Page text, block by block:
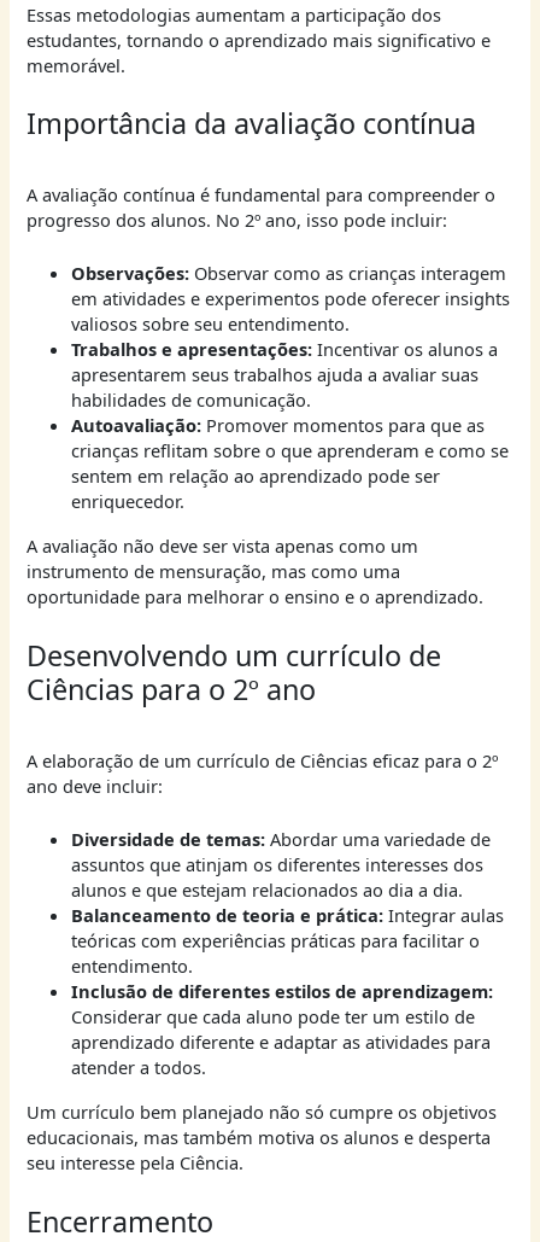
Essas metodologias aumentam a participação dos
estudantes, tornando o aprendizado mais significativo e
memorável.
Importância da avaliação contínua
A avaliação contínua é fundamental para compreender o
progresso dos alunos. No 2º ano, isso pode incluir:
Observações:Observar como as crianças interagem
em atividades e experimentos pode oferecer insights
valiosos sobre seu entendimento.
Trabalhos e apresentações:Incentivar os alunos a
apresentarem seus trabalhos ajuda a avaliar suas
habilidades de comunicação.
Autoavaliação:Promover momentos para que as
crianças reflitam sobre o que aprenderam e como se
sentem em relação ao aprendizado pode ser
enriquecedor.
A avaliação não deve ser vista apenas como um
instrumento de mensuração, mas como uma
oportunidade para melhorar o ensino e o aprendizado.
Desenvolvendo um currículo de
Ciências para o 2º ano
A elaboração de um currículo de Ciências eficaz para o 2º
ano deve incluir:
Diversidade de temas:Abordar uma variedade de
assuntos que atinjam os diferentes interesses dos
alunos e que estejam relacionados ao dia a dia.
Balanceamento de teoria e prática:Integrar aulas
teóricas com experiências práticas para facilitar o
entendimento.
Inclusão de diferentes estilos de aprendizagem:
Considerar que cada aluno pode ter um estilo de
aprendizado diferente e adaptar as atividades para
atender a todos.
Um currículo bem planejado não só cumpre os objetivos
educacionais, mas também motiva os alunos e desperta
seu interesse pela Ciência.
Encerramento